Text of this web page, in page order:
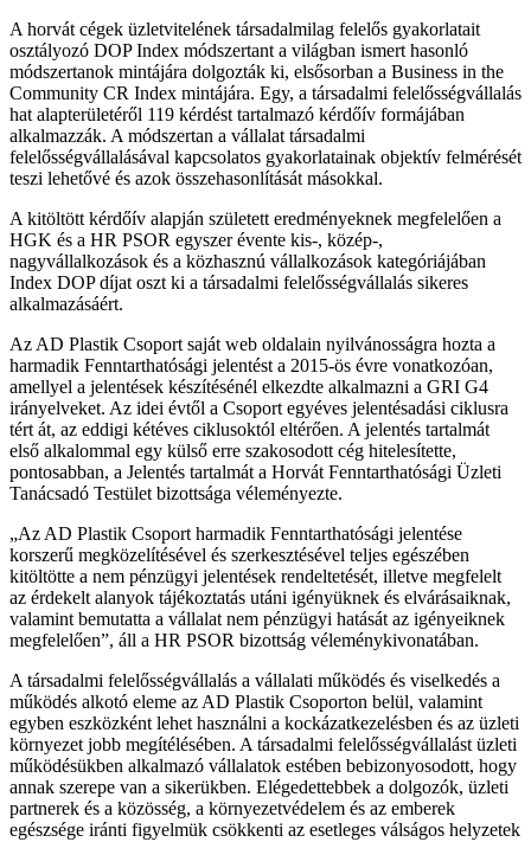
A horvát cégek üzletvitelének társadalmilag felelős gyakorlatait
osztályozó DOP Index módszertant a világban ismert hasonló
módszertanok mintájára dolgozták ki, elsősorban a Business in the
Community CR Index mintájára. Egy, a társadalmi felelősségvállalás
hat alapterületéről 119 kérdést tartalmazó kérdőív formájában
alkalmazzák. A módszertan a vállalat társadalmi
felelősségvállalásával kapcsolatos gyakorlatainak objektív felmérését
teszi lehetővé és azok összehasonlítását másokkal.
A kitöltött kérdőív alapján született eredményeknek megfelelően a
HGK és a HR PSOR egyszer évente kis-, közép-,
nagyvállalkozások és a közhasznú vállalkozások kategóriájában
Index DOP díjat oszt ki a társadalmi felelősségvállalás sikeres
alkalmazásáért.
Az AD Plastik Csoport saját web oldalain nyilvánosságra hozta a
harmadik Fenntarthatósági jelentést a 2015-ös évre vonatkozóan,
amellyel a jelentések készítésénél elkezdte alkalmazni a GRI G4
irányelveket. Az idei évtől a Csoport egyéves jelentésadási ciklusra
tért át, az eddigi kétéves ciklusoktól eltérően. A jelentés tartalmát
első alkalommal egy külső erre szakosodott cég hitelesítette,
pontosabban, a Jelentés tartalmát a Horvát Fenntarthatósági Üzleti
Tanácsadó Testület bizottsága véleményezte.
„Az AD Plastik Csoport harmadik Fenntarthatósági jelentése
korszerű megközelítésével és szerkesztésével teljes egészében
kitöltötte a nem pénzügyi jelentések rendeltetését, illetve megfelelt
az érdekelt alanyok tájékoztatás utáni igényüknek és elvárásaiknak,
valamint bemutatta a vállalat nem pénzügyi hatását az igényeiknek
megfelelően”, áll a HR PSOR bizottság véleménykivonatában.
A társadalmi felelősségvállalás a vállalati működés és viselkedés a
működés alkotó eleme az AD Plastik Csoporton belül, valamint
egyben eszközként lehet használni a kockázatkezelésben és az üzleti
környezet jobb megítélésében. A társadalmi felelősségvállalást üzleti
működésükben alkalmazó vállalatok estében bebizonyosodott, hogy
annak szerepe van a sikerükben. Elégedettebbek a dolgozók, üzleti
partnerek és a közösség, a környezetvédelem és az emberek
egészsége iránti figyelmük csökkenti az esetleges válságos helyzetek